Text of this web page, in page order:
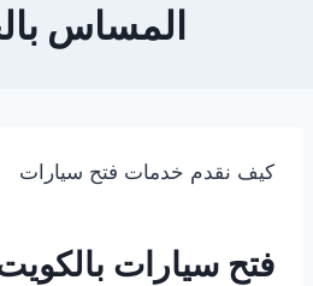
المساس
كيف نقدم خدمات فتح سيارات
فتح سيارات